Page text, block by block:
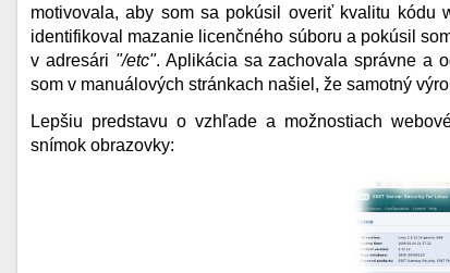
motivovala, aby som sa pokúsil overiť kvalitu kódu
identifikoval mazanie licenčného súboru a pokúsil
v adresári "/etc". Aplikácia sa zachovala správne a
som v manuálových stránkach našiel, že samotný
Lepšiu predstavu o vzhľade a možnostiach
snímok obrazovky: